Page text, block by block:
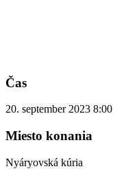
Čas
20. september 2023 8:00
Miesto konania
Nyáryovská kúria